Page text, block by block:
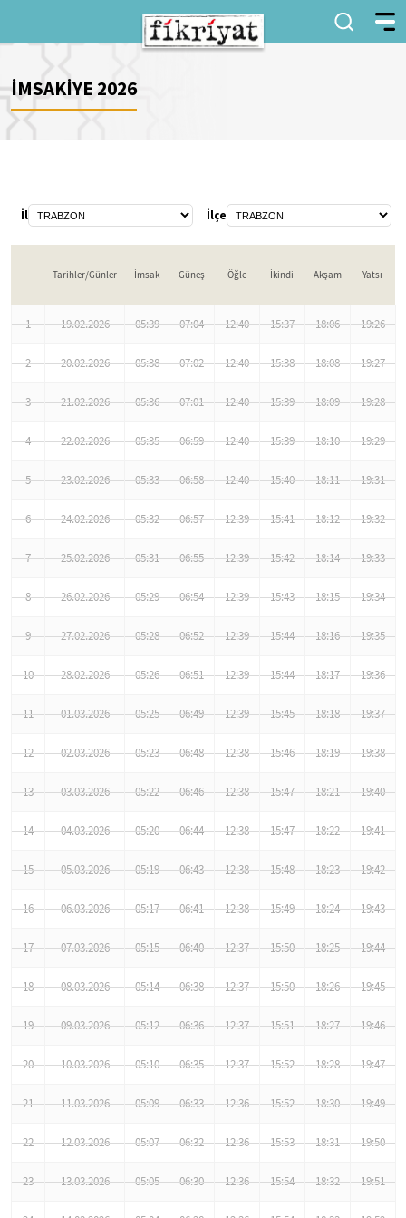
İMSAKİYE 2026
İl İlçe
Tarihler/Günler İmsak Güneş Öğle İkindi Akşam Yatsı
1 19.02.2026 05:39 07:04 12:40 15:37 18:06 19:26
2 20.02.2026 05:38 07:02 12:40 15:38 18:08 19:27
3 21.02.2026 05:36 07:01 12:40 15:39 18:09 19:28
4 22.02.2026 05:35 06:59 12:40 15:39 18:10 19:29
5 23.02.2026 05:33 06:58 12:40 15:40 18:11 19:31
6 24.02.2026 05:32 06:57 12:39 15:41 18:12 19:32
7 25.02.2026 05:31 06:55 12:39 15:42 18:14 19:33
8 26.02.2026 05:29 06:54 12:39 15:43 18:15 19:34
9 27.02.2026 05:28 06:52 12:39 15:44 18:16 19:35
10 28.02.2026 05:26 06:51 12:39 15:44 18:17 19:36
11 01.03.2026 05:25 06:49 12:39 15:45 18:18 19:37
12 02.03.2026 05:23 06:48 12:38 15:46 18:19 19:38
13 03.03.2026 05:22 06:46 12:38 15:47 18:21 19:40
14 04.03.2026 05:20 06:44 12:38 15:47 18:22 19:41
15 05.03.2026 05:19 06:43 12:38 15:48 18:23 19:42
16 06.03.2026 05:17 06:41 12:38 15:49 18:24 19:43
17 07.03.2026 05:15 06:40 12:37 15:50 18:25 19:44
18 08.03.2026 05:14 06:38 12:37 15:50 18:26 19:45
19 09.03.2026 05:12 06:36 12:37 15:51 18:27 19:46
20 10.03.2026 05:10 06:35 12:37 15:52 18:28 19:47
21 11.03.2026 05:09 06:33 12:36 15:52 18:30 19:49
22 12.03.2026 05:07 06:32 12:36 15:53 18:31 19:50
23 13.03.2026 05:05 06:30 12:36 15:54 18:32 19:51